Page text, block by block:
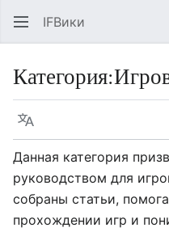
IFВики
Категория:
Язык
Данная категория
руководством для
собраны статьи,
прохождении игр и